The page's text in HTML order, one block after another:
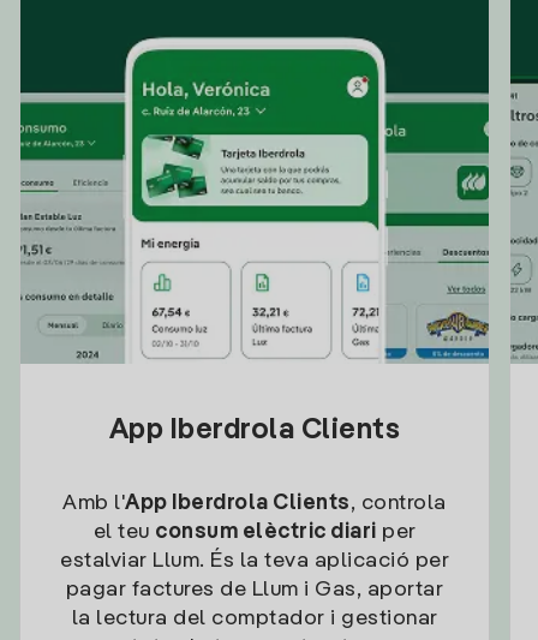
App Iberdrola Clients
Amb l'App Iberdrola Clients, controla
el teu consum elèctric diari per
estalviar Llum. És la teva aplicació per
pagar factures de Llum i Gas, aportar
la lectura del comptador i gestionar